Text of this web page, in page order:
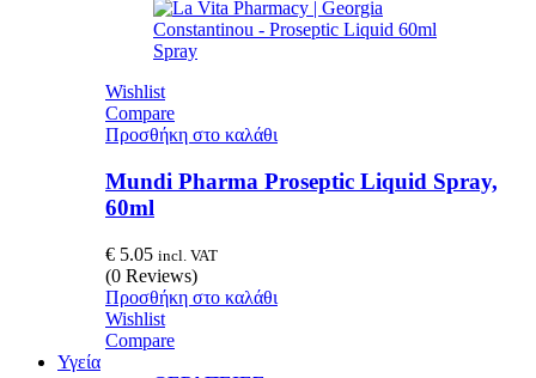
Wishlist
Compare
Προσθήκη στο καλάθι
Mundi Pharma Proseptic Liquid Spray,
60ml
€ 5.05 incl. VAT
(0 Reviews)
Προσθήκη στο καλάθι
Wishlist
Compare
Υγεία